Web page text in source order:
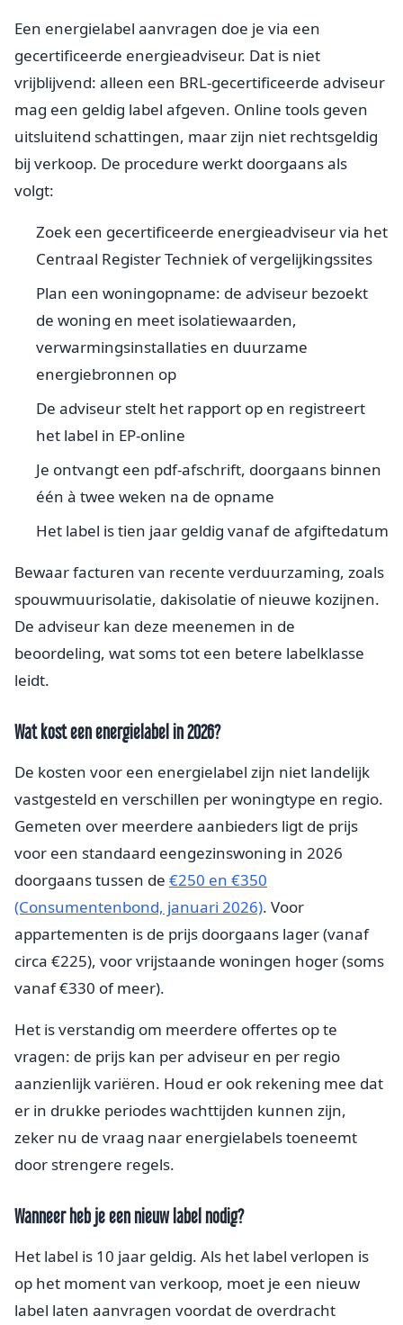
Een energielabel aanvragen doe je via een
gecertificeerde energieadviseur. Dat is niet
vrijblijvend: alleen een BRL-gecertificeerde adviseur
mag een geldig label afgeven. Online tools geven
uitsluitend schattingen, maar zijn niet rechtsgeldig
bij verkoop. De procedure werkt doorgaans als
volgt:
Zoek een gecertificeerde energieadviseur via het
Centraal Register Techniek of vergelijkingssites
Plan een woningopname: de adviseur bezoekt
de woning en meet isolatiewaarden,
verwarmingsinstallaties en duurzame
energiebronnen op
De adviseur stelt het rapport op en registreert
het label in EP-online
Je ontvangt een pdf-afschrift, doorgaans binnen
één à twee weken na de opname
Het label is tien jaar geldig vanaf de afgiftedatum
Bewaar facturen van recente verduurzaming, zoals
spouwmuurisolatie, dakisolatie of nieuwe kozijnen.
De adviseur kan deze meenemen in de
beoordeling, wat soms tot een betere labelklasse
leidt.
Wat kost een energielabel in 2026?
De kosten voor een energielabel zijn niet landelijk
vastgesteld en verschillen per woningtype en regio.
Gemeten over meerdere aanbieders ligt de prijs
voor een standaard eengezinswoning in 2026
doorgaans tussen de €250 en €350
(Consumentenbond, januari 2026). Voor
appartementen is de prijs doorgaans lager (vanaf
circa €225), voor vrijstaande woningen hoger (soms
vanaf €330 of meer).
Het is verstandig om meerdere offertes op te
vragen: de prijs kan per adviseur en per regio
aanzienlijk variëren. Houd er ook rekening mee dat
er in drukke periodes wachttijden kunnen zijn,
zeker nu de vraag naar energielabels toeneemt
door strengere regels.
Wanneer heb je een nieuw label nodig?
Het label is 10 jaar geldig. Als het label verlopen is
op het moment van verkoop, moet je een nieuw
label laten aanvragen voordat de overdracht